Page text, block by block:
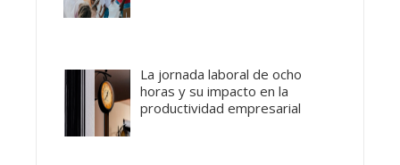
La jornada laboral de ocho
horas y su impacto en la
productividad empresarial